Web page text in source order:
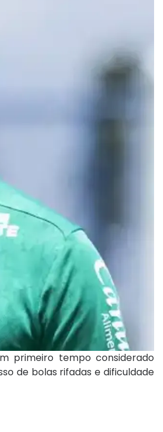
primeiro tempo considerado
de bolas rifadas e dificuldade